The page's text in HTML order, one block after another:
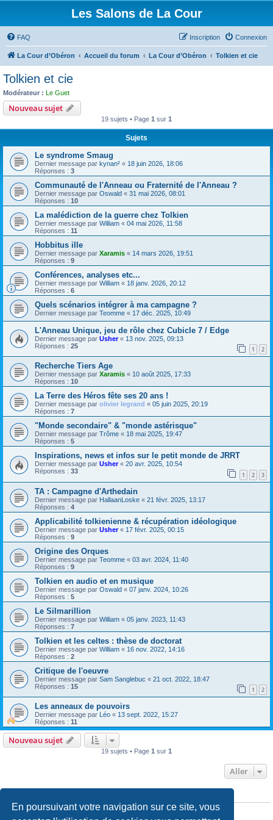
En poursuivant votre navigation sur ce site, vous
Les Salons de La Cour
FAQ Connexion
Inscription
La Cour d’Obéron Accueil du forum La Cour d’Obéron Tolkien et cie
Tolkien et cie
Modérateur : Le Guet
Nouveau sujet
19 sujets • Page 1 sur 1
Sujets
Le syndrome Smaug
Dernier message par kynan² « 18 juin 2026, 18:06
Réponses : 3
Communauté de l'Anneau ou Fraternité de l'Anneau ?
Dernier message par Oswald « 31 mai 2026, 08:01
Réponses : 10
La malédiction de la guerre chez Tolkien
Dernier message par William « 04 mai 2026, 11:58
Réponses : 11
Hobbitus ille
Dernier message par Xaramis « 14 mars 2026, 19:51
Réponses : 9
Conférences, analyses etc...
Dernier message par William « 18 janv. 2026, 20:12
Réponses : 6
Quels scénarios intégrer à ma campagne ?
Dernier message par Teomme « 17 déc. 2025, 10:49
L'Anneau Unique, jeu de rôle chez Cubicle 7 / Edge
Dernier message par Usher« 13 nov. 2025, 09:13
Réponses : 25 1 2
Recherche Tiers Age
Dernier message par Xaramis « 10 août 2025, 17:33
Réponses : 10
La Terre des Héros fête ses 20 ans !
Dernier message par olivier legrand « 05 juin 2025, 20:19
Réponses : 7
"Monde secondaire" & "monde astérisque"
Dernier message par Trôme « 18 mai 2025, 19:47
Réponses : 5
Inspirations, news et infos sur le petit monde de JRRT
Dernier message par Usher« 20 avr. 2025, 10:54
Réponses : 33 1 2 3
TA : Campagne d'Arthedain
Dernier message par HallaanLoske « 21 févr. 2025, 13:17
Réponses : 4
Applicabilité tolkienienne & récupération idéologique
Dernier message par Usher« 17 févr. 2025, 00:15
Réponses : 9
Origine des Orques
Dernier message par Teomme « 03 avr. 2024, 11:40
Réponses : 9
Tolkien en audio et en musique
Dernier message par Oswald « 07 janv. 2024, 10:26
Réponses : 5
Le Silmarillion
Dernier message par William « 05 janv. 2023, 11:43
Réponses : 7
Tolkien et les celtes : thèse de doctorat
Dernier message par William « 16 nov. 2022, 14:16
Réponses : 2
Critique de l'oeuvre
Dernier message par Sam Sanglebuc « 21 oct. 2022, 18:47
Réponses : 15 1 2
Les anneaux de pouvoirs
Dernier message par Léo « 13 sept. 2022, 15:27
Réponses : 11
Nouveau sujet
19 sujets • Page 1 sur 1
Aller
Vousne pouvez paspublier de nouveaux sujets dans ce forum
Vousne pouvez pasrépondre aux sujets dans ce forum